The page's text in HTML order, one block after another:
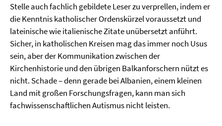
Stelle auch fachlich gebildete Leser zu verprellen, indem er
die Kenntnis katholischer Ordenskürzel voraussetzt und
lateinische wie italienische Zitate unübersetzt anführt.
Sicher, in katholischen Kreisen mag das immer noch Usus
sein, aber der Kommunikation zwischen der
Kirchenhistorie und den übrigen Balkanforschern nützt es
nicht. Schade – denn gerade bei Albanien, einem kleinen
Land mit großen Forschungsfragen, kann man sich
fachwissenschaftlichen Autismus nicht leisten.